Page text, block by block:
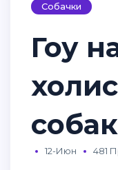
Собачки
Гоу
12-Июн 481